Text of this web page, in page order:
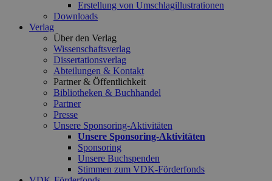
Erstellung von Umschlagillustrationen
Downloads
Verlag
Über den Verlag
Wissenschaftsverlag
Dissertationsverlag
Abteilungen & Kontakt
Partner & Öffentlichkeit
Bibliotheken & Buchhandel
Partner
Presse
Unsere Sponsoring-Aktivitäten
Unsere Sponsoring-Aktivitäten
Sponsoring
Unsere Buchspenden
Stimmen zum VDK-Förderfonds